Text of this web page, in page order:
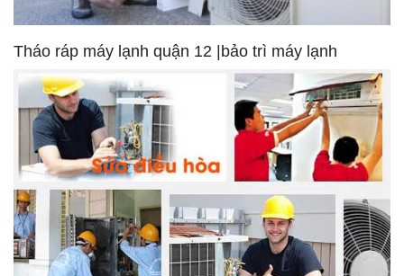
Tháo ráp máy lạnh quận 12 |bảo trì máy lạnh